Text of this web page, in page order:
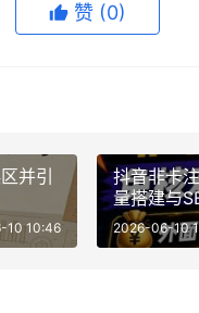
赞 (0)
并引
10 10:46
抖音非卡
量搭建与
2026-06-10